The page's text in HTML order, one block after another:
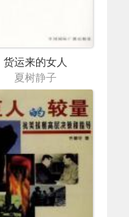
货运来的女人
夏树静子